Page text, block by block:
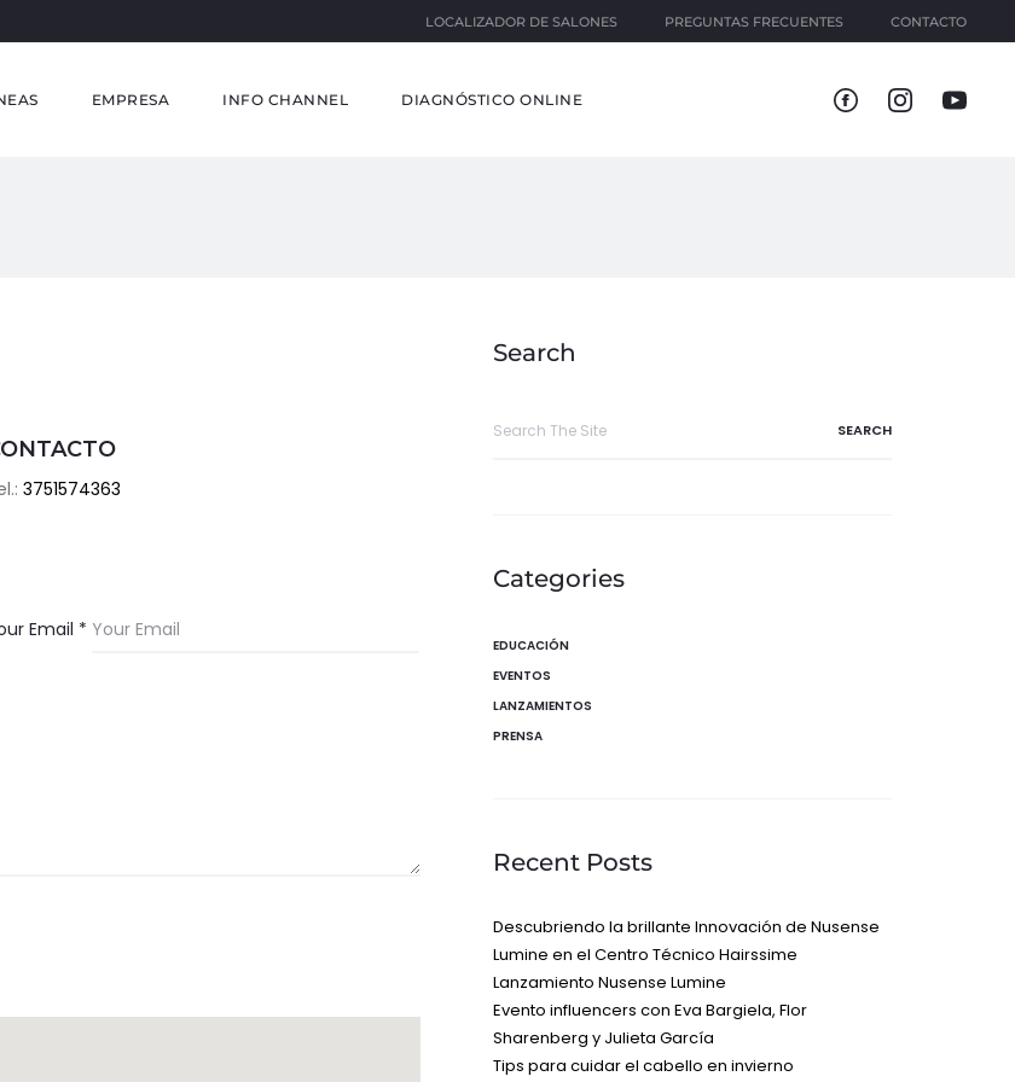
LOCALIZADOR DE SALONES PREGUNTAS FRECUENTES CONTACTO
EMPRESA INFO CHANNEL DIAGNÓSTICO ONLINE
3751574363
Email *
Search
Categories
EDUCACIÓN
EVENTOS
LANZAMIENTOS
PRENSA
Recent Posts
Descubriendo la brillante Innovación de Nusense
Lumine en el Centro Técnico Hairssime
Lanzamiento Nusense Lumine
Evento influencers con Eva Bargiela, Flor
Sharenberg y Julieta García
Tips para cuidar el cabello en invierno